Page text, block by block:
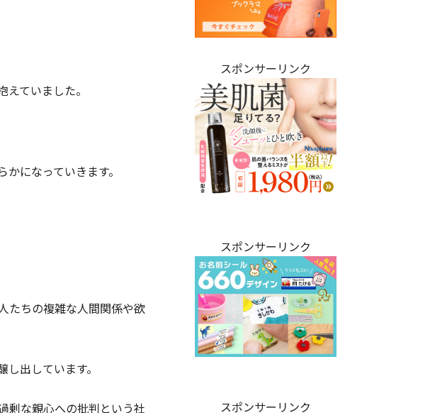
ていました。
になっていきます。
たちの複雑な人間関係や欲
出しています。
剰な親心への批判という社
スポンサーリンク
スポンサーリンク
スポンサーリンク